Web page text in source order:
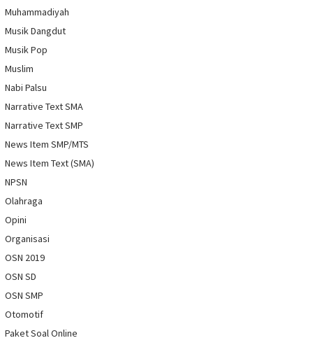
Muhammadiyah
Musik Dangdut
Musik Pop
Muslim
Nabi Palsu
Narrative Text SMA
Narrative Text SMP
News Item SMP/MTS
News Item Text (SMA)
NPSN
Olahraga
Opini
Organisasi
OSN 2019
OSN SD
OSN SMP
Otomotif
Paket Soal Online